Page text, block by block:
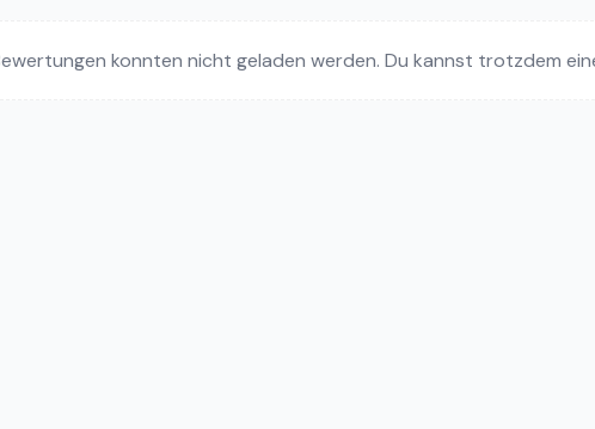
konnten nicht geladen werden. Du kannst trotzdem